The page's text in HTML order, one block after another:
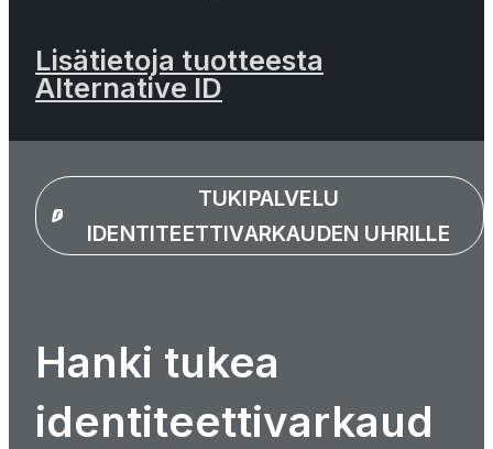
Lisätietoja tuotteesta
Alternative ID
TUKIPALVELU
IDENTITEETTIVARKAUDEN UHRILLE
Hanki tukea
identiteettivarkaud